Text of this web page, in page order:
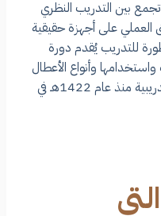
بين التدريب النظري
العملي على أجهزة حقيقية
للتدريب يُقدم دورة
وأنواع الأعطال
وطرق التشخيص والإصلاح بخبرة تدريبية منذ عام 1422هـ في